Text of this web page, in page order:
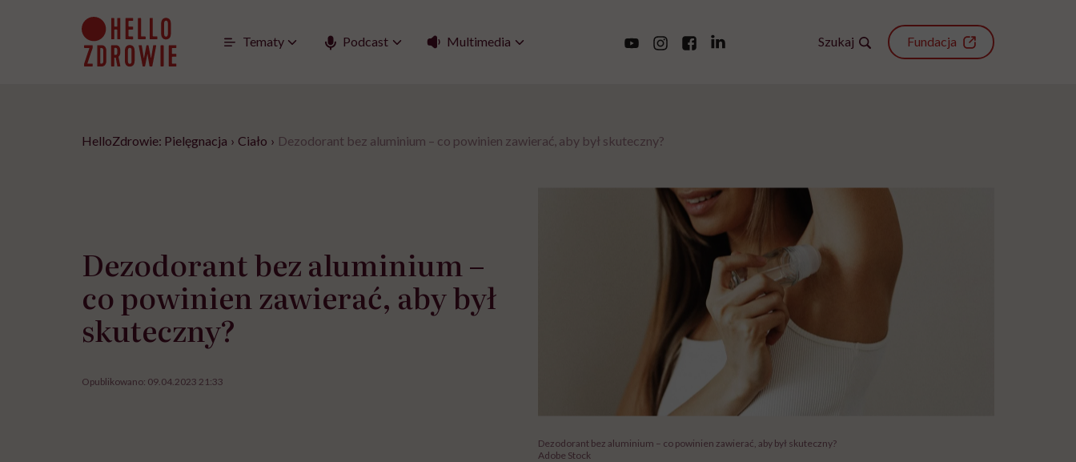
Tematy Podcast Multimedia Szukaj Fundacja
HelloZdrowie: Pielęgnacja › Ciało › Dezodorant bez aluminium – co powinien zawierać, aby był skuteczny?
Dezodorant bez aluminium –
co powinien zawierać, aby był
skuteczny?
Opublikowano: 09.04.2023 21:33
Dezodorant bez aluminium – co powinien zawierać, aby był skuteczny?
Adobe Stock